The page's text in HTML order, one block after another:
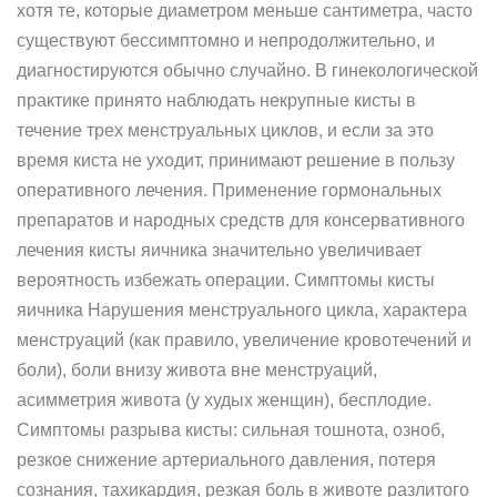
хотя те, которые диаметром меньше сантиметра, часто
существуют бессимптомно и непродолжительно, и
диагностируются обычно случайно. В гинекологической
практике принято наблюдать некрупные кисты в
течение трех менструальных циклов, и если за это
время киста не уходит, принимают решение в пользу
оперативного лечения. Применение гормональных
препаратов и народных средств для консервативного
лечения кисты яичника значительно увеличивает
вероятность избежать операции. Симптомы кисты
яичника Нарушения менструального цикла, характера
менструаций (как правило, увеличение кровотечений и
боли), боли внизу живота вне менструаций,
асимметрия живота (у худых женщин), бесплодие.
Симптомы разрыва кисты: сильная тошнота, озноб,
резкое снижение артериального давления, потеря
сознания, тахикардия, резкая боль в животе разлитого